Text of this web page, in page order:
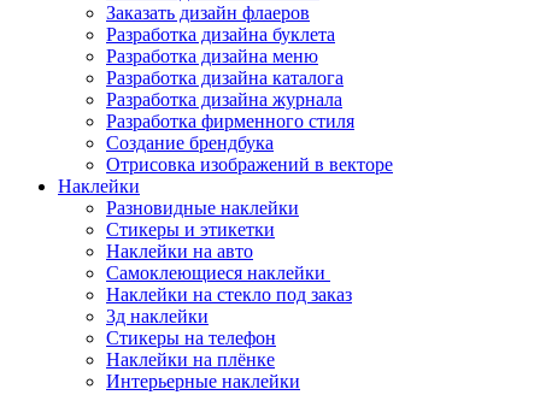
Заказать дизайн флаеров
Разработка дизайна буклета
Разработка дизайна меню
Разработка дизайна каталога
Разработка дизайна журнала
Разработка фирменного стиля
Создание брендбука
Отрисовка изображений в векторе
Наклейки
Разновидные наклейки
Стикеры и этикетки
Наклейки на авто
Самоклеющиеся наклейки
Наклейки на стекло под заказ
3д наклейки
Cтикеры на телефон
Наклейки на плёнке
Интерьерные наклейки